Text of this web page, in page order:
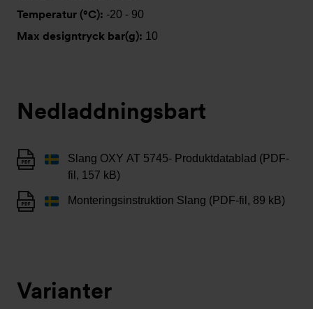
Temperatur (°C): -20 - 90
Max designtryck bar(g): 10
Nedladdningsbart
Slang OXY AT 5745- Produktdatablad (PDF-
fil, 157 kB)
Monteringsinstruktion Slang (PDF-fil, 89 kB)
Varianter